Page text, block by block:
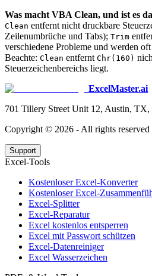
Was macht VBA Clean, und ist es
Clean entfernt nicht druckbare
Zeilenumbrüche und Tabs); Trim
verschiedene Probleme und werden
Beachte: Clean entfernt Chr(160)
Steuerzeichenbereichs liegt.
ExcelMaster.ai
701 Tillery Street Unit 12, Austin, TX,
Copyright © 2026 - All rights reserved
Support
Excel-Tools
Kostenloser Excel-Konverter
Kostenloser Excel-
Excel-Splitter
Excel-Reparatur
Excel kostenlos entsperren
Excel mit Passwort schützen
Excel-Datenreiniger
Excel Wasserzeichen